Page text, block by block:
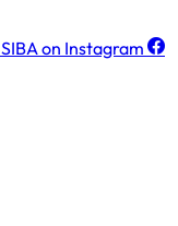
SIBA on Instagram